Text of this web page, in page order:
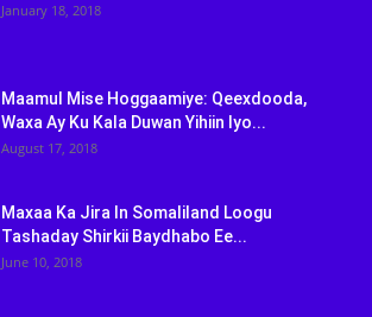
January 18, 2018
Maamul Mise Hoggaamiye: Qeexdooda,
Waxa Ay Ku Kala Duwan Yihiin Iyo...
August 17, 2018
Maxaa Ka Jira In Somaliland Loogu
Tashaday Shirkii Baydhabo Ee...
June 10, 2018